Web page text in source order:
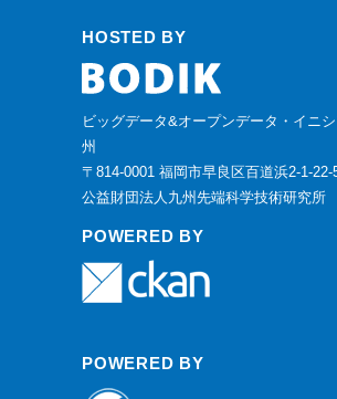
HOSTED BY
ビッグデータ&オープンデータ・イニ
州
〒814-0001 福岡市早良区百道浜2-1-22-
公益財団法人九州先端科学技術研究所
POWERED BY
POWERED BY